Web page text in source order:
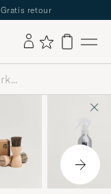
Gratis retour